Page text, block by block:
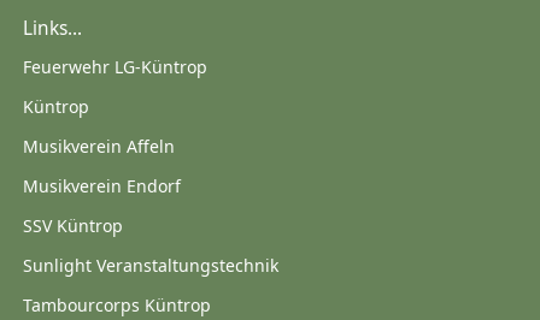
Links...
Feuerwehr LG-Küntrop
Küntrop
Musikverein Affeln
Musikverein Endorf
SSV Küntrop
Sunlight Veranstaltungstechnik
Tambourcorps Küntrop